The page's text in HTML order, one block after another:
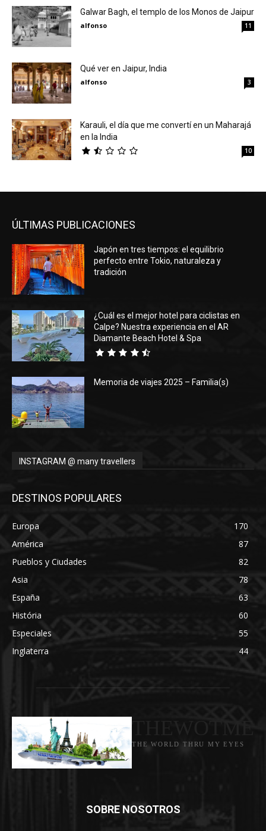
Galwar Bagh, el templo de los Monos de Jaipur
alfonso 11
Qué ver en Jaipur, India
alfonso 3
Karauli, el día que me convertí en un Maharajá
en la India
10
ÚLTIMAS PUBLICACIONES
Japón en tres tiempos: el equilibrio
perfecto entre Tokio, naturaleza y
tradición
¿Cuál es el mejor hotel para ciclistas en
Calpe? Nuestra experiencia en el AR
Diamante Beach Hotel & Spa
Memoria de viajes 2025 – Familia(s)
INSTAGRAM @ many travellers
DESTINOS POPULARES
Europa
170
América
87
Pueblos y Ciudades
82
Asia
78
España
63
História
60
Especiales
55
Inglaterra
44
THE WORLD THRU MY EYES
SOBRE NOSOTROS